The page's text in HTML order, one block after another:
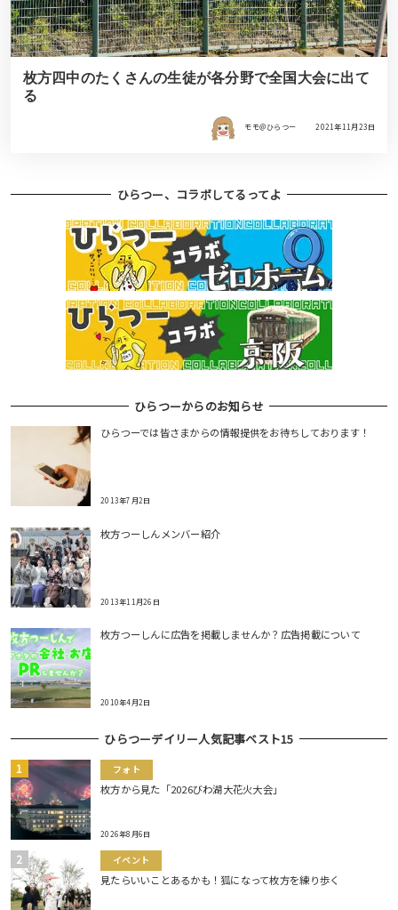
枚方四中のたくさんの生徒が各分野で全国大会に出て
る
モモ＠ひらつー 2021年11月23日
ひらつー、コラボしてるってよ
ひらつーからのお知らせ
ひらつーでは皆さまからの情報提供をお待ちしております！
2013年7月2日
枚方つーしんメンバー紹介
2013年11月26日
枚方つーしんに広告を掲載しませんか？広告掲載について
2010年4月2日
ひらつーデイリー人気記事ベスト15
フォト
枚方から見た「2026びわ湖大花火大会」
2026年8月6日
イベント
見たらいいことあるかも！狐になって枚方を練り歩く